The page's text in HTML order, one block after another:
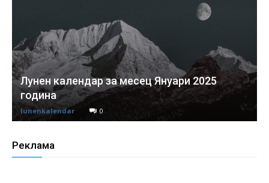
Лунен календар за месец Януари 2025
година
lunenkalendar 0
Реклама